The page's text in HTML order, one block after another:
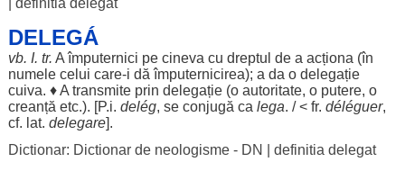
definitia delegat
DELEGÁ
vb. I. tr. Aîmputernici pe cineva cu dreptul de a acționa (în
numelecelui care-i dăîmputernicirea); a da o delegație
cuiva. ♦ A transmiteprin delegație(o autoritate, o putere, o
creanță etc.). [P.i. delég, se conjugă ca lega. / < fr. déléguer,
cf. lat. delegare].
Dictionar: Dictionar de neologisme - DN
definitia delegat